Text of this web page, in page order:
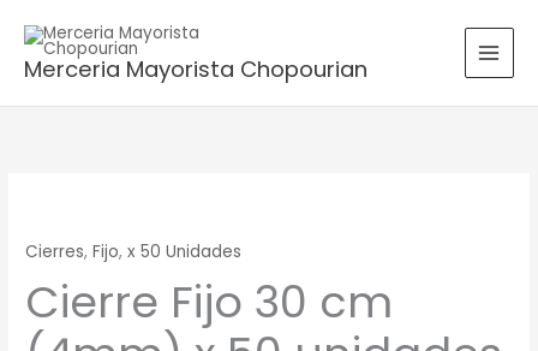
contenido
Merceria Mayorista Chopourian
u
s
c
o
:
Cierres,Fijo,x 50 Unidades
Cierre Fijo 30 cm
30
cm
(4mm)
x